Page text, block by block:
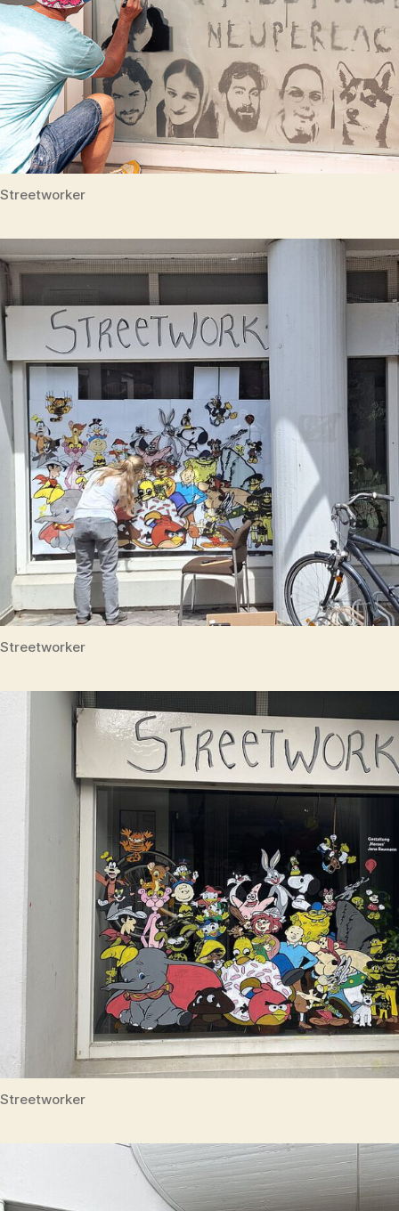
Streetworker
Streetworker
Streetworker